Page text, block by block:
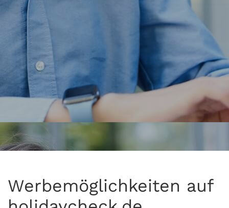
Werbemöglichkeiten auf